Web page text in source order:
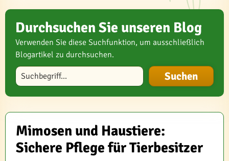
Durchsuchen Sie unseren Blog
Verwenden Sie diese Suchfunktion, um ausschließlich
Blogartikel zu durchsuchen.
Blog durchsuchen
Mimosen und Haustiere:
Sichere Pflege für Tierbesitzer